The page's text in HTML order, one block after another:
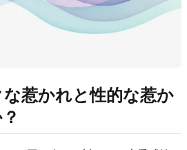
惹かれと性的な惹か